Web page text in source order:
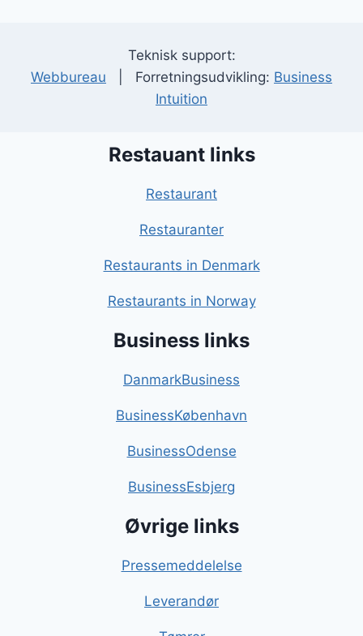
Teknisk support:
Webbureau | Forretningsudvikling: Business
Intuition
Restauant links
Restaurant
Restauranter
Restaurants in Denmark
Restaurants in Norway
Business links
DanmarkBusiness
BusinessKøbenhavn
BusinessOdense
BusinessEsbjerg
Øvrige links
Pressemeddelelse
Leverandør